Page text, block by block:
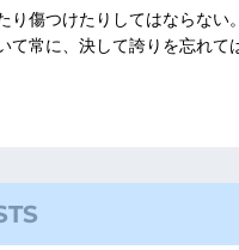
傷つけたりしてはならない。
て常に、決して誇りを忘れて